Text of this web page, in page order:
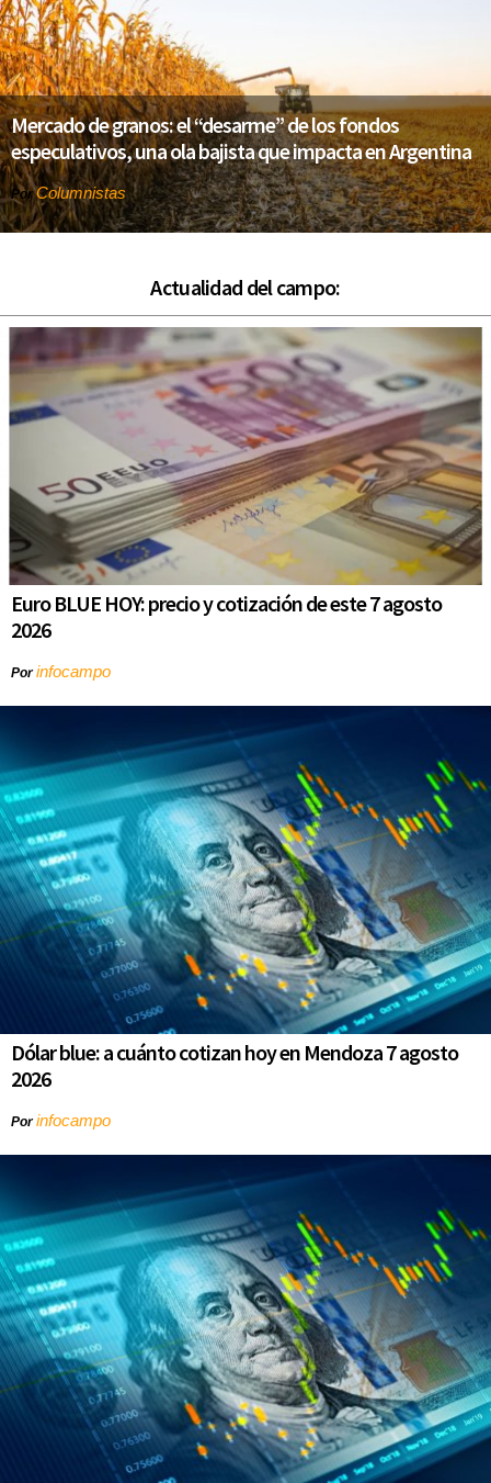
Mercado de granos: el “desarme” de los fondos
especulativos, una ola bajista que impacta en Argentina
PorColumnistas
Actualidad del campo:
Euro BLUE HOY: precio y cotización de este 7 agosto
2026
Porinfocampo
Dólar blue: a cuánto cotizan hoy en Mendoza 7 agosto
2026
Porinfocampo